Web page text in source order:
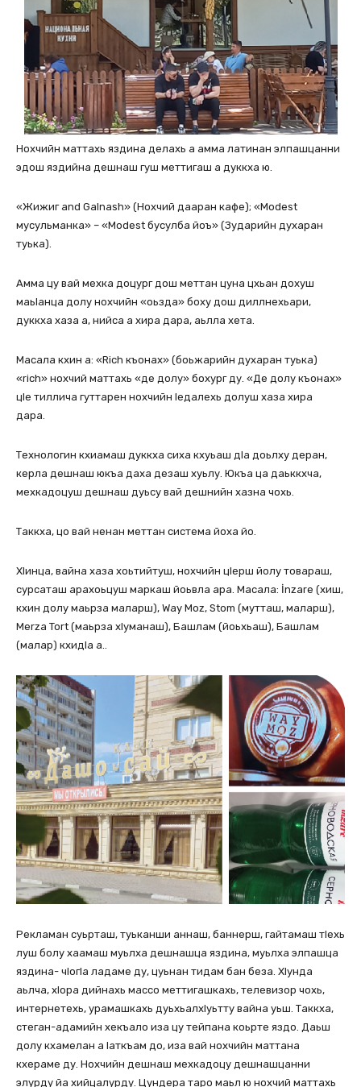
Нохчийн маттахь яздина делахь а амма латинан элпашцанни
эдош яздийна дешнаш гуш меттигаш а дуккха ю.
«Жижиг and Galnash» (Нохчий дааран кафе); «Modest
мусульманка» – «Modest бусулба йоъ» (Зударийн духаран
туька).
Амма цу вай мехка доцург дош меттан цуна цхьан дохуш
маьIанца долу нохчийн «оьзда» боху дош диллнехьари,
дуккха хаза а, нийса а хира дара, аьлла хета.
Масала кхин а: «Rich къонах» (боьжарийн духаран туька)
«rich» нохчий маттахь «де долу» бохург ду. «Де долу къонах»
цIе тиллича гуттарен нохчийн Iедалехь долуш хаза хира
дара.
Технологин кхиамаш дуккха сиха кхуьаш дIа доьлху деран,
керла дешнаш юкъа даха дезаш хуьлу. Юкъа ца даьккхча,
мехкадоцуш дешнаш дуьсу вай дешнийн хазна чохь.
Таккха, цо вай ненан меттан система йоха йо.
ХIинца, вайна хаза хоьтийтуш, нохчийн цIерш йолу товараш,
сурсаташ арахоьцуш маркаш йоьвла ара. Масала: İnzare (хиш,
кхин долу маьрза маларш), Way Moz, Stom (мутташ, маларш),
Merza Tort (маьрза хIуманаш), Башлам (йоьхьаш), Башлам
(малар) кхидIа а..
Рекламан суьрташ, туьканши аннаш, баннерш, гайтамаш тIехь
луш болу хаамаш муьлха дешнашца яздина, муьлха элпашца
яздина- чIогIа ладаме ду, цуьнан тидам бан беза. ХIунда
аьлча, хIора дийнахь массо меттигашкахь, телевизор чохь,
интернетехь, урамашкахь дуьхьалхIуьтту вайна уьш. Таккха,
стеган-адамийн хекъало иза цу тейпана коьрте яздо. Даьш
долу кхамелан а Iаткъам до, иза вай нохчийн маттана
кхераме ду. Нохчийн дешнаш мехкадоцу дешнашцанни
элурду йа хийцалурду. Цундера таро маьл ю нохчий маттахь